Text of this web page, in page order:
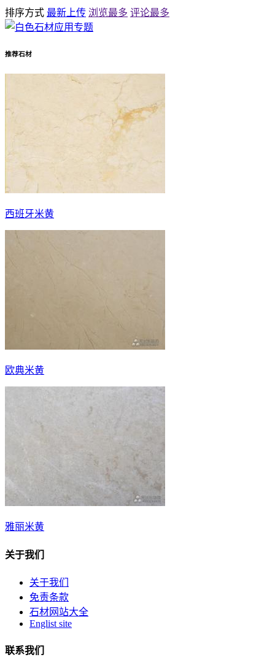
排序方式 最新上传 浏览最多 评论最多
推荐石材
西班牙米黄
欧典米黄
雅丽米黄
关于我们
关于我们
免责条款
石材网站大全
Englist site
联系我们